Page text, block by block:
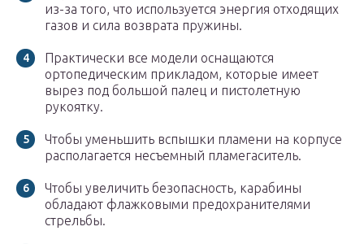
из-за того, что используется энергия отходящих
газов и сила возврата пружины.
Практически все модели оснащаются
ортопедическим прикладом, которые имеет
вырез под большой палец и пистолетную
рукоятку.
Чтобы уменьшить вспышки пламени на корпусе
располагается несъемный пламегаситель.
Чтобы увеличить безопасность, карабины
обладают флажковыми предохранителями
стрельбы.